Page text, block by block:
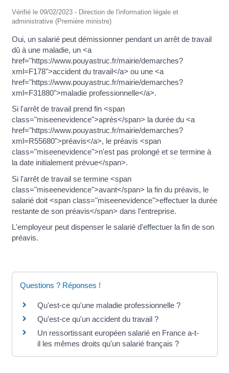
Vérifié le 09/02/2023 - Direction de l'information légale et
administrative (Première ministre)
Oui, un salarié peut démissionner pendant un arrêt de travail
dû à une maladie, un <a
href="https://www.pouyastruc.fr/mairie/demarches?
xml=F178">accident du travail</a> ou une <a
href="https://www.pouyastruc.fr/mairie/demarches?
xml=F31880">maladie professionnelle</a>.
Si l'arrêt de travail prend fin <span
class="miseenevidence">après</span> la durée du <a
href="https://www.pouyastruc.fr/mairie/demarches?
xml=R55680">préavis</a>, le préavis <span
class="miseenevidence">n'est pas prolongé et se termine à
la date initialement prévue</span>.
Si l'arrêt de travail se termine <span
class="miseenevidence">avant</span> la fin du préavis, le
salarié doit <span class="miseenevidence">effectuer la durée
restante de son préavis</span> dans l'entreprise.
L'employeur peut dispenser le salarié d'effectuer la fin de son
préavis.
Questions ? Réponses !
Qu'est-ce qu'une maladie professionnelle ?
Qu'est-ce qu'un accident du travail ?
Un ressortissant européen salarié en France a-t-
il les mêmes droits qu'un salarié français ?